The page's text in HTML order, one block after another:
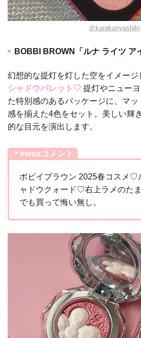
＠karakuriyashiki
BOBBI BROWN「ルナ ライツ ア
幻想的な提灯を灯した空をイメージ
シャドウパレット♡ 提灯やニュー
た特別感のあるパッケージに、マ
感を揃えた4色をセット。美しい輝
的な目元を演出します。
＊meesコメント
ボビイブラウン 2025春コスメ♡
ャドウクォード♡右上ラメのた
でも買って悔い無し。